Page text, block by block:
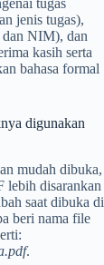
tugas
jenis tugas),
dan NIM), dan
kasih serta
bahasa formal
digunakan
mudah dibuka,
lebih disarankan
saat dibuka di
beri nama file
.